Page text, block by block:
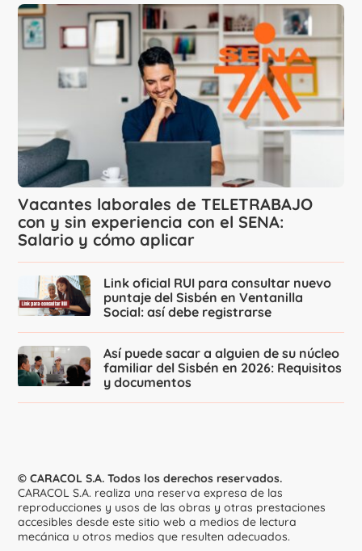
Vacantes laborales de TELETRABAJO
con y sin experiencia con el SENA:
Salario y cómo aplicar
Link oficial RUI para consultar nuevo
puntaje del Sisbén en Ventanilla
Social: así debe registrarse
Así puede sacar a alguien de su núcleo
familiar del Sisbén en 2026: Requisitos
y documentos
© CARACOL S.A. Todos los derechos reservados.
CARACOL S.A. realiza una reserva expresa de las
reproducciones y usos de las obras y otras prestaciones
accesibles desde este sitio web a medios de lectura
mecánica u otros medios que resulten adecuados.